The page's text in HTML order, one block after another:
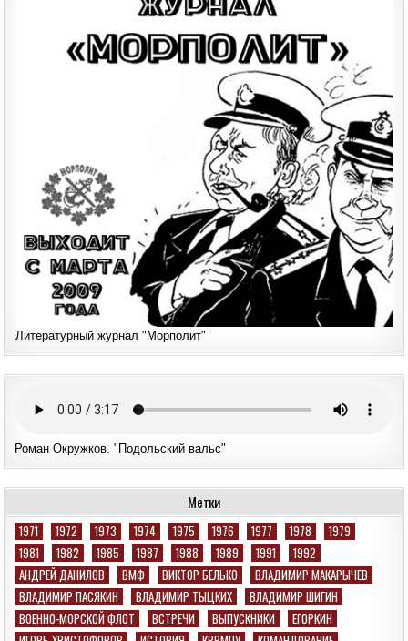
Литературный журнал "Морполит"
Роман Окружков. "Подольский вальс"
Метки
1971 1972 1973 1974 1975 1976 1977 1978
1979
1981
1982 1985 1987 1988 1989 1991
1992
АНДРЕЙ ДАНИЛОВ
ВМФ ВИКТОР БЕЛЬКО
ВЛАДИМИР МАКАРЫЧЕВ
ВЛАДИМИР ПАСЯКИН
ВЛАДИМИР ТЫЦКИХ
ВЛАДИМИР ШИГИН
ВОЕННО-МОРСКОЙ ФЛОТ
ВСТРЕЧИ ВЫПУСКНИКИ
ЕГОРКИН